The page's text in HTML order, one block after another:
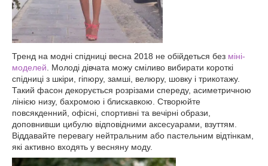
Тренд на модні спідниці весна 2018 не обійдеться без міні-
моделей. Молоді дівчата можу сміливо вибирати короткі
спідниці з шкіри, гіпюру, замші, велюру, шовку і трикотажу.
Такий фасон декорується розрізами спереду, асиметричною
лінією низу, бахромою і блискавкою. Створюйте
повсякденний, офісні, спортивні та вечірні образи,
доповнивши цибулю відповідними аксесуарами, взуттям.
Віддавайте перевагу нейтральним або пастельним відтінкам,
які активно входять у весняну моду.